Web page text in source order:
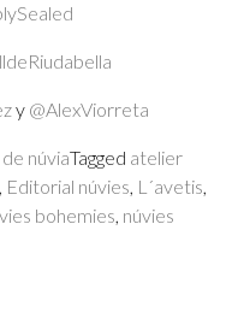
y @AlexViorreta
núviaTagged atelier
, Editorial núvies, L´avetis,
bohemies, núvies